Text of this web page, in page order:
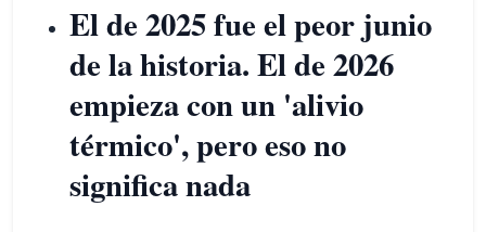
El de 2025 fue el peor junio
de la historia. El de 2026
empieza con un 'alivio
térmico', pero eso no
significa nada